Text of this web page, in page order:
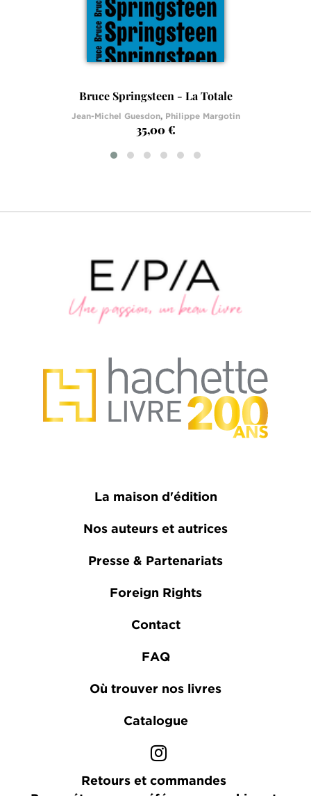
Bruce Springsteen - La Totale
Jean-Michel Guesdon, Philippe Margotin
35,00 €
La maison d'édition
Nos auteurs et autrices
Presse & Partenariats
Foreign Rights
Contact
FAQ
Où trouver nos livres
Catalogue
Retours et commandes